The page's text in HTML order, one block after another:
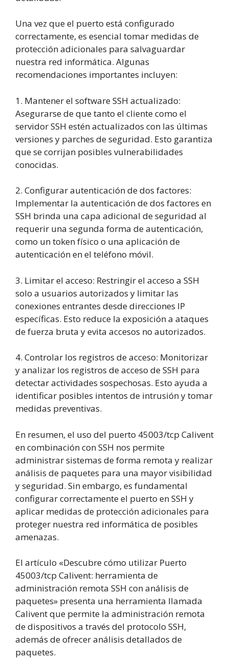
Una vez que el puerto está configurado
correctamente, es esencial tomar medidas de
protección adicionales para salvaguardar
nuestra red informática. Algunas
recomendaciones importantes incluyen:
1. Mantener el software SSH actualizado:
Asegurarse de que tanto el cliente como el
servidor SSH estén actualizados con las últimas
versiones y parches de seguridad. Esto garantiza
que se corrijan posibles vulnerabilidades
conocidas.
2. Configurar autenticación de dos factores:
Implementar la autenticación de dos factores en
SSH brinda una capa adicional de seguridad al
requerir una segunda forma de autenticación,
como un token físico o una aplicación de
autenticación en el teléfono móvil.
3. Limitar el acceso: Restringir el acceso a SSH
solo a usuarios autorizados y limitar las
conexiones entrantes desde direcciones IP
específicas. Esto reduce la exposición a ataques
de fuerza bruta y evita accesos no autorizados.
4. Controlar los registros de acceso: Monitorizar
y analizar los registros de acceso de SSH para
detectar actividades sospechosas. Esto ayuda a
identificar posibles intentos de intrusión y tomar
medidas preventivas.
En resumen, el uso del puerto 45003/tcp Calivent
en combinación con SSH nos permite
administrar sistemas de forma remota y realizar
análisis de paquetes para una mayor visibilidad
y seguridad. Sin embargo, es fundamental
configurar correctamente el puerto en SSH y
aplicar medidas de protección adicionales para
proteger nuestra red informática de posibles
amenazas.
El artículo «Descubre cómo utilizar Puerto
45003/tcp Calivent: herramienta de
administración remota SSH con análisis de
paquetes» presenta una herramienta llamada
Calivent que permite la administración remota
de dispositivos a través del protocolo SSH,
además de ofrecer análisis detallados de
paquetes.